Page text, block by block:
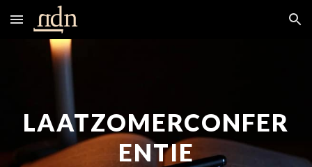
Skip to main content Skip to navigation
LAATZOMERCONFER
ENTIE